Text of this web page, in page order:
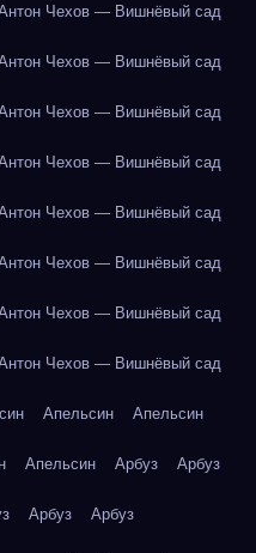
Чехов — Вишнёвый сад
Чехов — Вишнёвый сад
Чехов — Вишнёвый сад
Чехов — Вишнёвый сад
Чехов — Вишнёвый сад
Чехов — Вишнёвый сад
Чехов — Вишнёвый сад
Чехов — Вишнёвый сад
Апельсин Апельсин
Апельсин Арбуз Арбуз
Арбуз Арбуз